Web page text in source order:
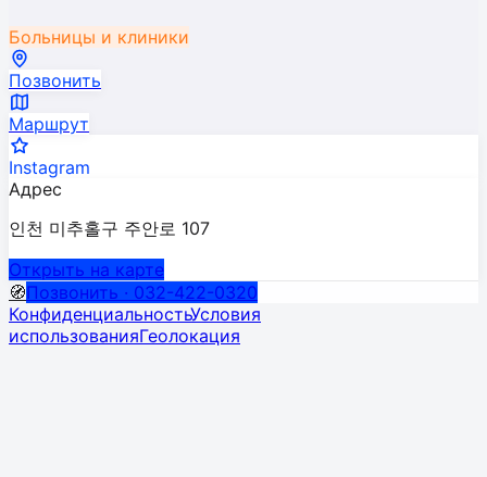
Больницы и клиники
Позвонить
Маршрут
Instagram
Адрес
인천 미추홀구 주안로 107
Открыть на карте
🧭Позвонить · 032-422-0320
КонфиденциальностьУсловия
использованияГеолокация